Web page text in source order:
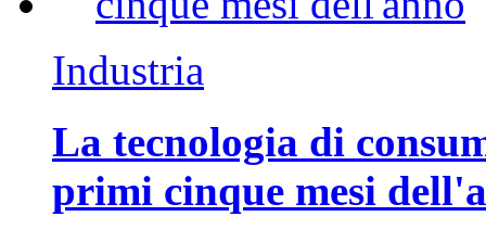
Industria
La tecnologia di
primi cinque mesi